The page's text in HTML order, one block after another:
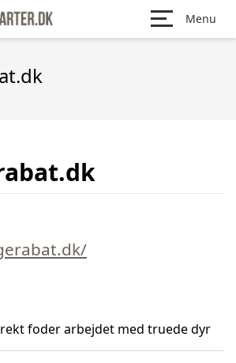
Menu
foder arbejdet med truede dyr